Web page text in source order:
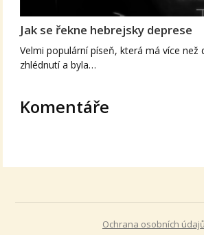
Jak se řekne hebrejsky deprese
Velmi populární píseň, která má více než
zhlédnutí a byla…
Komentáře
Ochrana osobních údajů